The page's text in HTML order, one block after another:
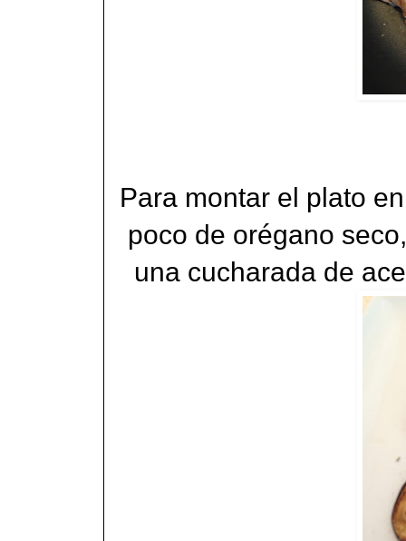
Para montar el plato
poco de orégano
una cucharada de